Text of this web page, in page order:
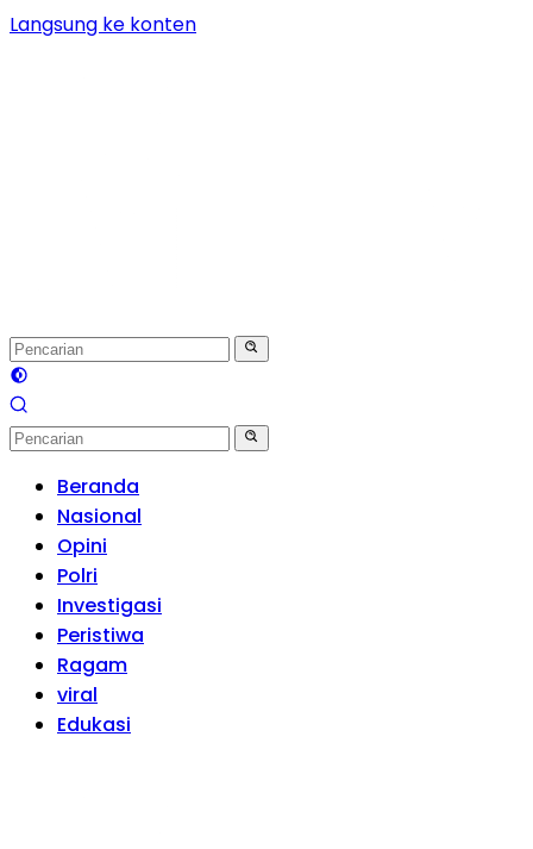
Langsung ke konten
Beranda
Nasional
Opini
Polri
Investigasi
Peristiwa
Ragam
viral
Edukasi